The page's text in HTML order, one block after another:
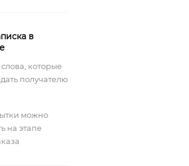
в
которые
получателю
можно
на этапе